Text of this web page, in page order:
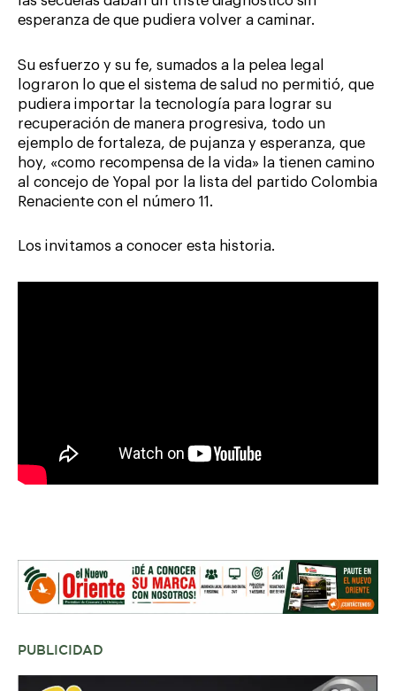
esperanza de que pudiera volver a caminar.
Su esfuerzo y su fe, sumados a la pelea legal
lograron lo que el sistema de salud no permitió, que
pudiera importar la tecnología para lograr su
recuperación de manera progresiva, todo un
ejemplo de fortaleza, de pujanza y esperanza, que
hoy, «como recompensa de la vida» la tienen camino
al concejo de Yopal por la lista del partido Colombia
Renaciente con el número 11.
Los invitamos a conocer esta historia.
PUBLICIDAD